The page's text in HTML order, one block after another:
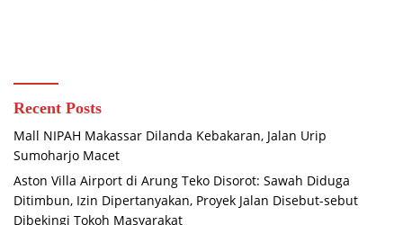
Recent Posts
Mall NIPAH Makassar Dilanda Kebakaran, Jalan Urip
Sumoharjo Macet
Aston Villa Airport di Arung Teko Disorot: Sawah Diduga
Ditimbun, Izin Dipertanyakan, Proyek Jalan Disebut-sebut
Dibekingi Tokoh Masyarakat